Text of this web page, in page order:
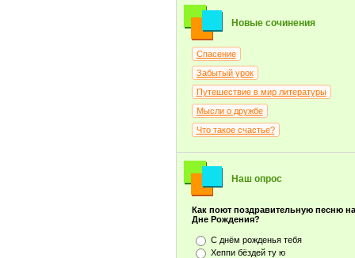
Новые сочинения
Спасение
Забытый урок
Путешествие в мир литературы
Мысли о дружбе
Что такое счастье?
Наш опрос
Как поют поздравительную песню
Дне Рождения?
С днём рожденья тебя
Хеппи бёздей ту ю